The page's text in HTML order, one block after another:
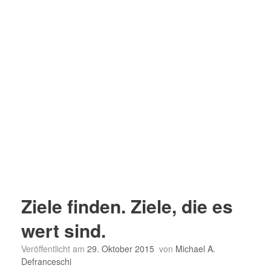
Ziele finden. Ziele, die es
wert sind.
Veröffentlicht am 29. Oktober 2015 von Michael A.
Defranceschi